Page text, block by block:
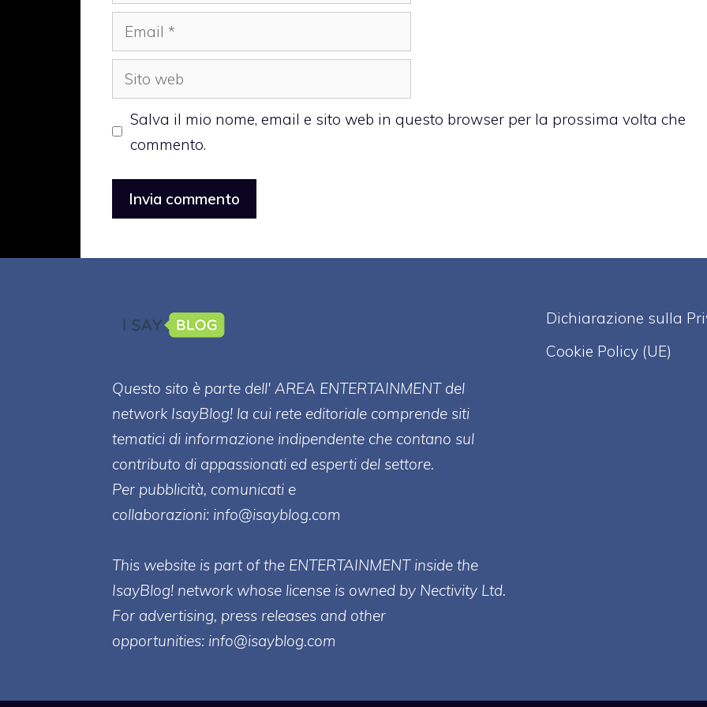
Email
Sito
web
Salva il mio nome, email e sito web in questo browser per la prossima volta che
commento.
Questo sito è parte dell' AREA ENTERTAINMENT del
network IsayBlog! la cui rete editoriale comprende siti
tematici di informazione indipendente che contano sul
contributo di appassionati ed esperti del settore.
Per pubblicità, comunicati e
collaborazioni: info@isayblog.com
This website is part of the ENTERTAINMENT inside the
IsayBlog! network whose license is owned by Nectivity Ltd.
For advertising, press releases and other
opportunities: info@isayblog.com
Dichiarazione sulla
Cookie Policy (UE)